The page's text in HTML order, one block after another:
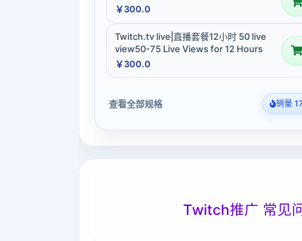
￥300.0
Twitch.tv live|直播套餐12小时 50 live
view50-75 Live Views for 12 Hours
￥300.0
查看全部规格 销量
Twitch推广 常见